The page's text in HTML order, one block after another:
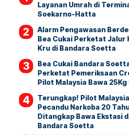
Layanan Umrah di
Soekarno-Hatta
Alarm Pengawasan
Bea Cukai Perketat Jalur
Kru di Bandara Soetta
Bea Cukai Bandara
Perketat Pemeriksaan
Pilot Malaysia Bawa
Terungkap! Pilot Malaysia
Pecandu Narkoba 20
Ditangkap Bawa Ekstasi
Bandara Soetta